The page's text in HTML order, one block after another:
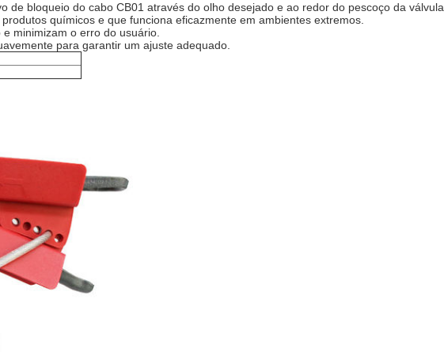
bloqueio do cabo CB01 através do olho desejado e ao redor do pescoço da válvula.
químicos e que funciona eficazmente em ambientes extremos.
minimizam o erro do usuário.
para garantir um ajuste adequado.